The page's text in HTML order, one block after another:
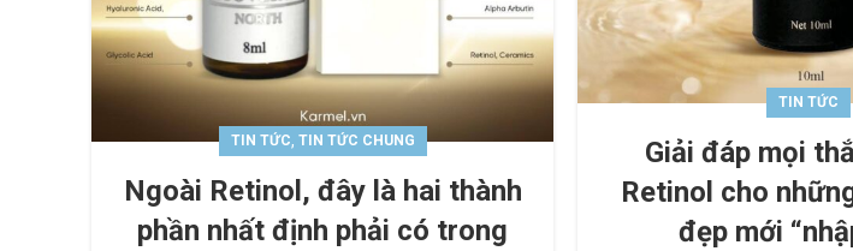
TIN TỨC
Giải đáp mọi
Retinol cho
đẹp mới
TIN TỨC, TIN TỨC CHUNG
Ngoài Retinol, đây là hai thành
phần nhất định phải có trong